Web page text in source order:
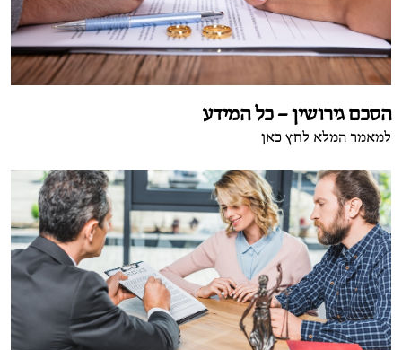
הסכם גירושין – כל המידע
למאמר המלא לחץ כאן